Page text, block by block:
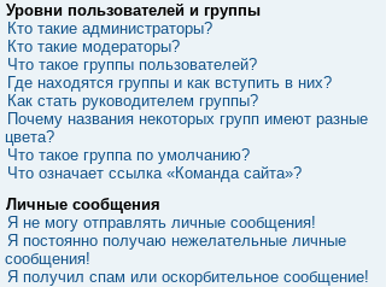
Уровни пользователей и группы
Кто такие администраторы?
Кто такие модераторы?
Что такое группы пользователей?
Где находятся группы и как вступить в них?
Как стать руководителем группы?
Почему названия некоторых групп имеют разные
цвета?
Что такое группа по умолчанию?
Что означает ссылка «Команда сайта»?
Личные сообщения
Я не могу отправлять личные сообщения!
Я постоянно получаю нежелательные личные
сообщения!
Я получил спам или оскорбительное сообщение!